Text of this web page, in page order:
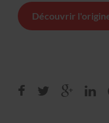
Découvrir